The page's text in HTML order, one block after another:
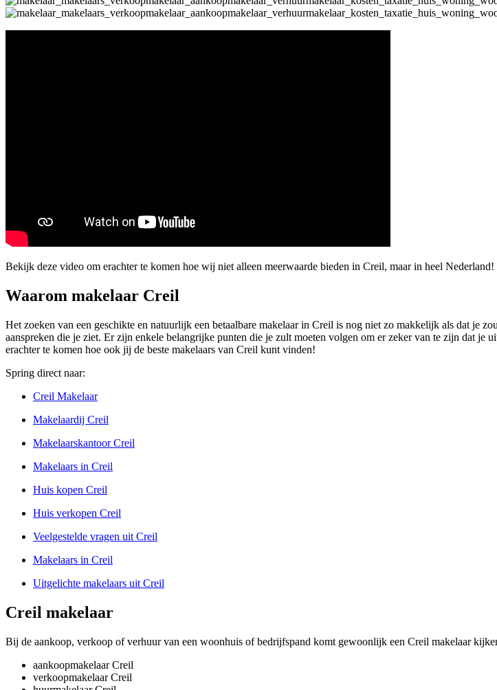
Bekijk deze video om erachter te komen hoe wij niet alleen meerwaarde bieden in Creil, maar in heel
Waarom makelaar Creil
Het zoeken van een geschikte en natuurlijk een betaalbare makelaar in Creil is nog niet zo makkelijk als dat je
aanspreken die je ziet. Er zijn enkele belangrijke punten die je zult moeten volgen om er zeker van te zijn dat
erachter te komen hoe ook jij de beste makelaars van Creil kunt vinden!
Spring direct naar:
Creil Makelaar
Makelaardij Creil
Makelaarskantoor Creil
Makelaars in Creil
Huis kopen Creil
Huis verkopen Creil
Veelgestelde vragen uit Creil
Makelaars in Creil
Uitgelichte makelaars uit Creil
Creil makelaar
Bij de aankoop, verkoop of verhuur van een woonhuis of bedrijfspand komt gewoonlijk een Creil makelaar
aankoopmakelaar Creil
verkoopmakelaar Creil